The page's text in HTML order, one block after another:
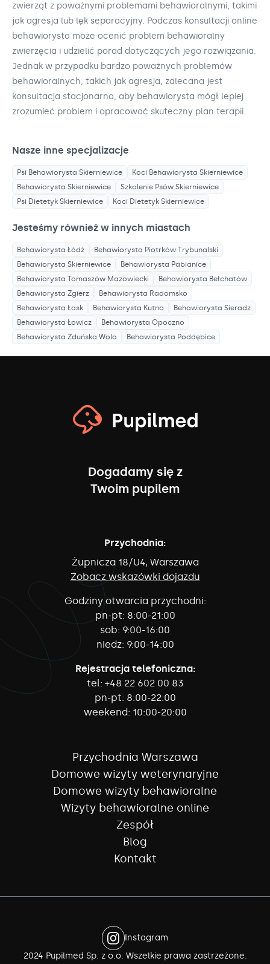
zwierząt z poważnymi problemami behawioralnymi, takimi
jak agresja lub lęk separacyjny. Podczas konsultacji online
behawiorysta może ocenić problem behawioralny
zwierzęcia i udzielić porad dotyczących jego rozwiązania.
Jednak w przypadku bardzo poważnych problemów
behawioralnych, takich jak agresja, zalecana jest
konsultacja stacjonarna, aby behawiorysta mógł lepiej
zrozumieć problem i opracować skuteczny plan terapii.
Nasze inne specjalizacje
Psi Behawiorysta Skierniewice Koci Behawiorysta Skierniewice
Behawiorysta Skierniewice Szkolenie Psów Skierniewice
Psi Dietetyk Skierniewice Koci Dietetyk Skierniewice
Jesteśmy również w innych miastach
Behawiorysta Łódź Behawiorysta Piotrków Trybunalski
Behawiorysta Skierniewice Behawiorysta Pabianice
Behawiorysta Tomaszów Mazowiecki Behawiorysta Bełchatów
Behawiorysta Zgierz Behawiorysta Radomsko
Behawiorysta Łask Behawiorysta Kutno Behawiorysta Sieradz
Behawiorysta Łowicz Behawiorysta Opoczno
Behawiorysta Zduńska Wola Behawiorysta Poddębice
Dogadamy się z
Twoim pupilem
Przychodnia:
Żupnicza 18/U4, Warszawa
Zobacz wskazówki dojazdu
Godziny otwarcia przychodni:
pn-pt: 8:00-21:00
sob: 9:00-16:00
niedz: 9:00-14:00
Rejestracja telefoniczna:
tel: +48 22 602 00 83
pn-pt: 8:00-22:00
weekend: 10:00-20:00
Przychodnia Warszawa
Domowe wizyty weterynaryjne
Domowe wizyty behawioralne
Wizyty behawioralne online
Zespół
Blog
Kontakt
Instagram
2024 Pupilmed Sp. z o.o. Wszelkie prawa zastrzeżone.